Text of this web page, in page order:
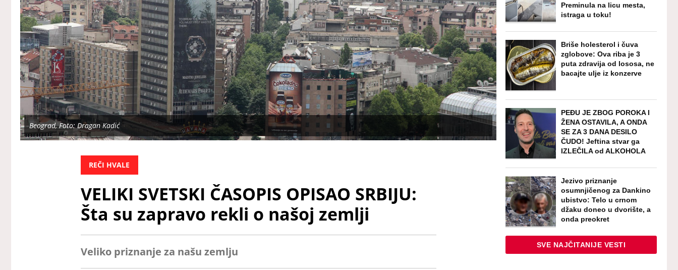
Beograd, Foto: Dragan Kadić
REČI HVALE
VELIKI SVETSKI ČASOPIS OPISAO SRBIJU:
Šta su zapravo rekli o našoj zemlji
Veliko priznanje za našu zemlju
Preminula na licu mesta,
istraga u toku!
Briše holesterol i čuva
zglobove: Ova riba je 3
puta zdravija od lososa, ne
bacajte ulje iz konzerve
PEĐU JE ZBOG POROKA I
ŽENA OSTAVILA, A ONDA
SE ZA 3 DANA DESILO
ČUDO! Jeftina stvar ga
IZLEČILA od ALKOHOLA
Jezivo priznanje
osumnjičenog za Dankino
ubistvo: Telo u crnom
džaku doneo u dvorište, a
onda preokret
SVE NAJČITANIJE VESTI